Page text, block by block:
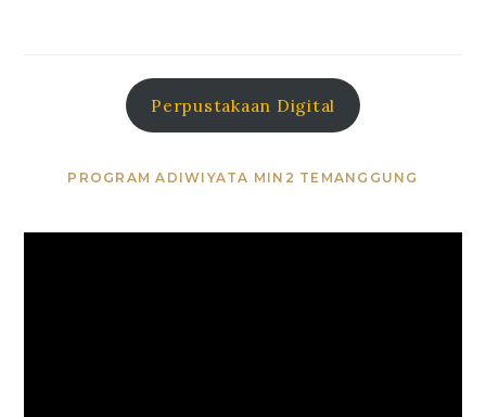
Perpustakaan Digital
PROGRAM ADIWIYATA MIN2 TEMANGGUNG